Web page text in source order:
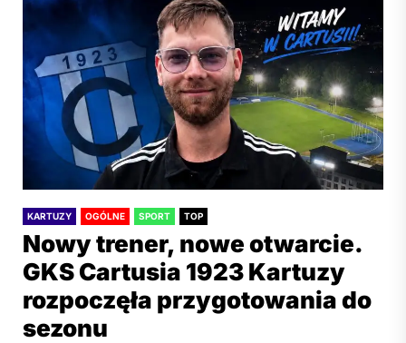
KARTUZY OGÓLNE SPORT TOP
Nowy trener, nowe otwarcie.
GKS Cartusia 1923 Kartuzy
rozpoczęła przygotowania do
sezonu